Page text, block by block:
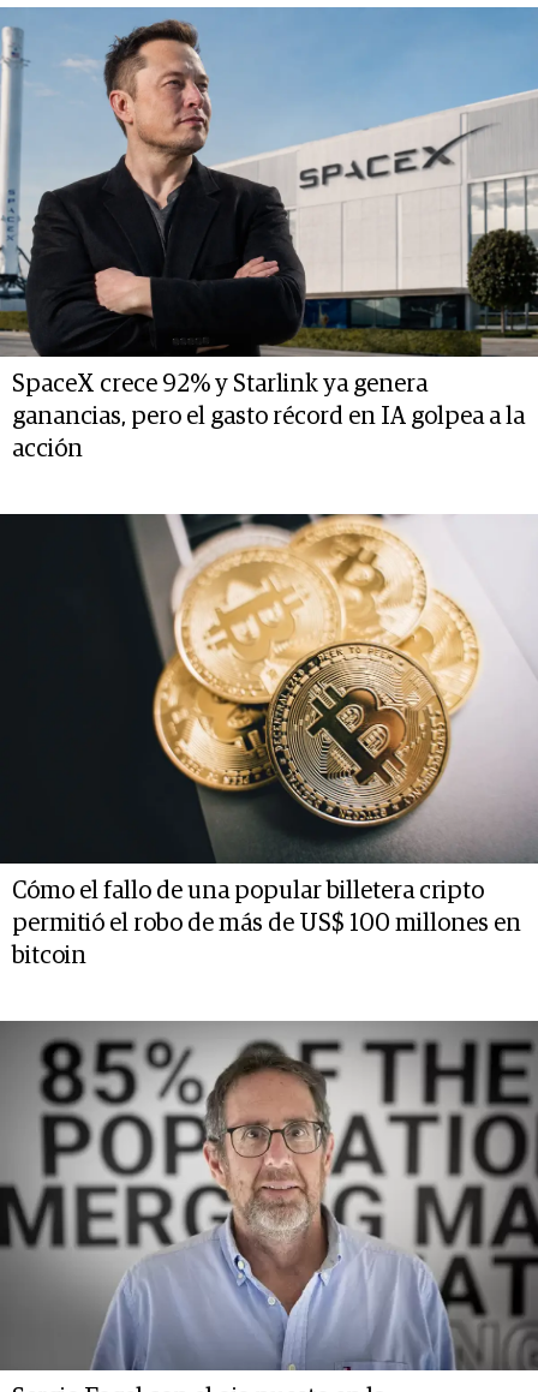
SpaceX crece 92% y Starlink ya genera
ganancias, pero el gasto récord en IA golpea a la
acción
Cómo el fallo de una popular billetera cripto
permitió el robo de más de US$ 100 millones en
bitcoin